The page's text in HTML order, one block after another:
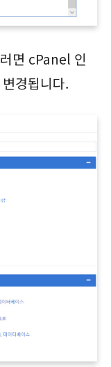
면 cPanel 인
경됩니다.